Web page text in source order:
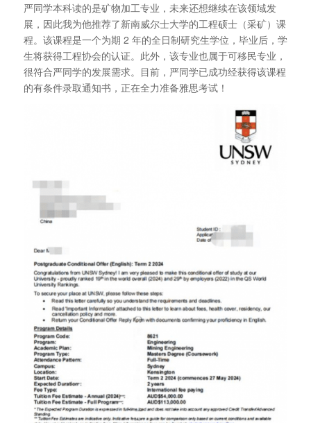
严同学本科读的是矿物加工专业，未来还想继续在该领域发
展，因此我为他推荐了新南威尔士大学的工程硕士（采矿）课
程。该课程是一个为期 2 年的全日制研究生学位，毕业后，学
生将获得工程协会的认证。此外，该专业也属于可移民专业，
很符合严同学的发展需求。目前，严同学已成功经获得该课程
的有条件录取通知书，正在全力准备雅思考试！